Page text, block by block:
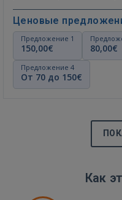
Ценовые
Предложение 1
150,00€ 80,00€
Предложение 4
От 70 до 150€
Как